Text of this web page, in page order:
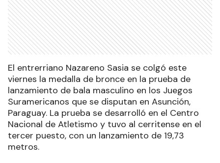
El entrerriano Nazareno Sasia se colgó este
viernes la medalla de bronce en la prueba de
lanzamiento de bala masculino en los Juegos
Suramericanos que se disputan en Asunción,
Paraguay. La prueba se desarrolló en el Centro
Nacional de Atletismo y tuvo al cerritense en el
tercer puesto, con un lanzamiento de 19,73
metros.